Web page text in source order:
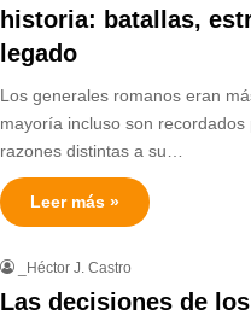
historia: batallas,
legado
Los generales romanos eran
mayoría incluso son
razones distintas a su…
Leer más »
_Héctor J. Castro
Las decisiones de